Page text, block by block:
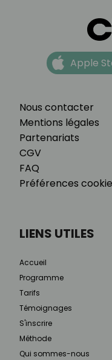
Nous contacter
Mentions légales
Partenariats
CGV
FAQ
Préférences
Apple
LIENS UTILES
Accueil
Programme
Tarifs
Témoignages
S'inscrire
Méthode
Qui sommes-nous